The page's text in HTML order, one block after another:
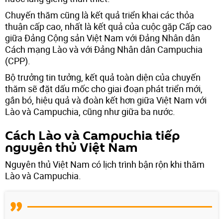
Chuyến thăm cũng là kết quả triển khai các thỏa
thuận cấp cao, nhất là kết quả của cuộc gặp Cấp cao
giữa Đảng Cộng sản Việt Nam với Đảng Nhân dân
Cách mạng Lào và với Đảng Nhân dân Campuchia
(CPP).
Bộ trưởng tin tưởng, kết quả toàn diện của chuyến
thăm sẽ đặt dấu mốc cho giai đoạn phát triển mới,
gắn bó, hiệu quả và đoàn kết hơn giữa Việt Nam với
Lào và Campuchia, cũng như giữa ba nước.
Cách Lào và Campuchia tiếp
nguyên thủ Việt Nam
Nguyên thủ Việt Nam có lịch trình bận rộn khi thăm
Lào và Campuchia.